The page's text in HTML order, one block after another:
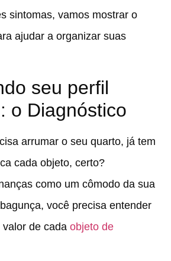
sintomas, vamos mostrar o
ajudar a organizar suas
seu perfil
o Diagnóstico
arrumar o seu quarto, já tem
cada objeto, certo?
como um cômodo da sua
você precisa entender
de cada objeto de